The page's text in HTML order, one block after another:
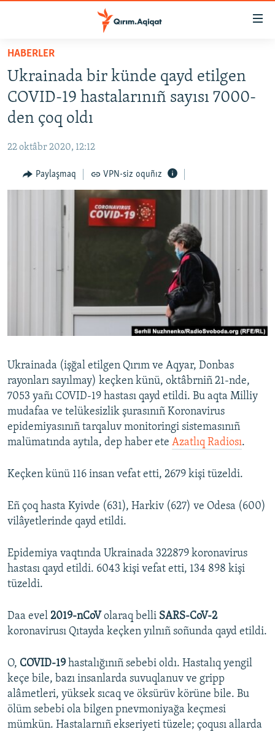
Esas
qaytmaq
Baş
navigatsiyağa
qaytmaq
Qıdıruvğa
HABERLER
İQTİSADİYAT
MEDENİYET
İNSAN AQLARI
RFE/RS bütün saytları
HABERLER
Ukrainada bir künde qayd etilgen
COVID-19 hastalarınıñ sayısı 7000-
den çoq oldı
22 oktâbr 2020, 12:12
Paylaşmaq VPN-siz oquñız
Ukrainada (işğal etilgen Qırım ve Aqyar, Donbas
rayonları sayılmay) keçken künü, oktâbrniñ 21-nde,
7053 yañı COVID-19 hastası qayd etildi. Bu aqta Milliy
mudafaa ve telükesizlik şurasınıñ Koronavirus
epidemiyasınıñ tarqaluv monitoringi sistemasınıñ
malümatında aytıla, dep haber ete Azatlıq Radiosı.
Keçken künü 116 insan vefat etti, 2679 kişi tüzeldi.
Eñ çoq hasta Kyivde (631), Harkiv (627) ve Odesa (600)
vilâyetlerinde qayd etildi.
Epidemiya vaqtında Ukrainada 322879 koronavirus
hastası qayd etildi. 6043 kişi vefat etti, 134 898 kişi
tüzeldi.
Daa evel 2019-nCoV olaraq belli SARS-CoV-2
koronavirusı Qıtayda keçken yılnıñ soñunda qayd etildi.
O, COVID-19 hastalığınıñ sebebi oldı. Hastalıq yengil
keçe bile, bazı insanlarda suvuqlanuv ve gripp
alâmetleri, yüksek sıcaq ve öksürüv körüne bile. Bu
ölüm sebebi ola bilgen pnevmoniyağa keçmesi
mümkün. Hastalarnıñ ekseriyeti tüzele; çoqusı allarda